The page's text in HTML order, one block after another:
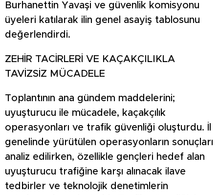
Burhanettin Yavaşi ve güvenlik komisyonu
üyeleri katılarak ilin genel asayiş tablosunu
değerlendirdi.
ZEHİR TACİRLERİ VE KAÇAKÇILIKLA
TAVİZSİZ MÜCADELE
Toplantının ana gündem maddelerini;
uyuşturucu ile mücadele, kaçakçılık
operasyonları ve trafik güvenliği oluşturdu. İl
genelinde yürütülen operasyonların sonuçları
analiz edilirken, özellikle gençleri hedef alan
uyuşturucu trafiğine karşı alınacak ilave
tedbirler ve teknolojik denetimlerin